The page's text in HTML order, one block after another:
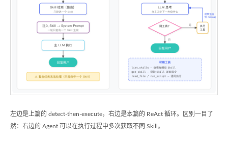
左边是上篇的 detect-then-execute，右边是本篇的 ReAct 循环。区别一目了
然：右边的 Agent 可以在执行过程中多次获取不同 Skill。